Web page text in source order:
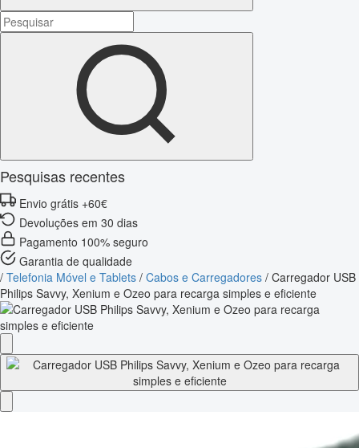
Pesquisas recentes
Envio grátis +60€
Devoluções em 30 dias
Pagamento 100% seguro
Garantia de qualidade
/ Telefonia Móvel e Tablets / Cabos e Carregadores / Carregador USB
Philips Savvy, Xenium e Ozeo para recarga simples e eficiente